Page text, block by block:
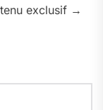
exclusif →